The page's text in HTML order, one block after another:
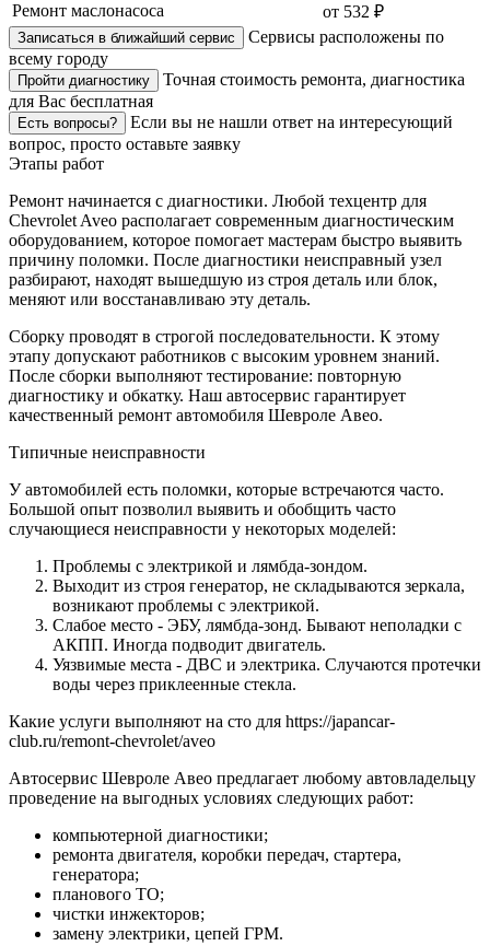
Ремонт маслонасоса
от 532 ₽
Записаться в ближайший сервис
Сервисы расположены по
всему городу
Пройти диагностику
Точная стоимость ремонта, диагностика
для Вас бесплатная
Есть вопросы?
Если вы не нашли ответ на интересующий
вопрос, просто оставьте заявку
Этапы работ
Ремонт начинается с диагностики. Любой техцентр для
Chevrolet Aveo располагает современным диагностическим
оборудованием, которое помогает мастерам быстро выявить
причину поломки. После диагностики неисправный узел
разбирают, находят вышедшую из строя деталь или блок,
меняют или восстанавливаю эту деталь.
Сборку проводят в строгой последовательности. К этому
этапу допускают работников с высоким уровнем знаний.
После сборки выполняют тестирование: повторную
диагностику и обкатку. Наш автосервис гарантирует
качественный ремонт автомобиля Шевроле Авео.
Типичные неисправности
У автомобилей есть поломки, которые встречаются часто.
Большой опыт позволил выявить и обобщить часто
случающиеся неисправности у некоторых моделей:
Проблемы с электрикой и лямбда-зондом.
Выходит из строя генератор, не складываются зеркала,
возникают проблемы с электрикой.
Слабое место - ЭБУ, лямбда-зонд. Бывают неполадки с
АКПП. Иногда подводит двигатель.
Уязвимые места - ДВС и электрика. Случаются протечки
воды через приклеенные стекла.
Какие услуги выполняют на сто для https://japancar-
club.ru/remont-chevrolet/aveo
Автосервис Шевроле Авео предлагает любому автовладельцу
проведение на выгодных условиях следующих работ:
компьютерной диагностики;
ремонта двигателя, коробки передач, стартера,
генератора;
планового ТО;
чистки инжекторов;
замену электрики, цепей ГРМ.